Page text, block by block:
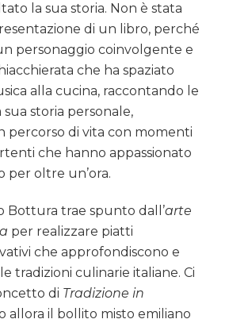
la sua storia. Non è stata
di un libro, perché
personaggio coinvolgente e
che ha spaziato
alla cucina, raccontando le
sua storia personale,
percorso di vita con momenti
che hanno appassionato
oltre un’ora.
Bottura trae spunto dall’arte
per realizzare piatti
che approfondiscono e
tradizioni culinarie italiane. Ci
di Tradizione in
allora il bollito misto emiliano